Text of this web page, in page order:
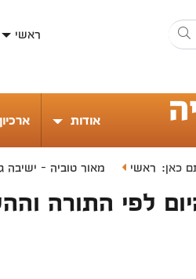
ראשי
אודות
כאן: ראשי מאור טוביה - ישיבה
לפי התורה